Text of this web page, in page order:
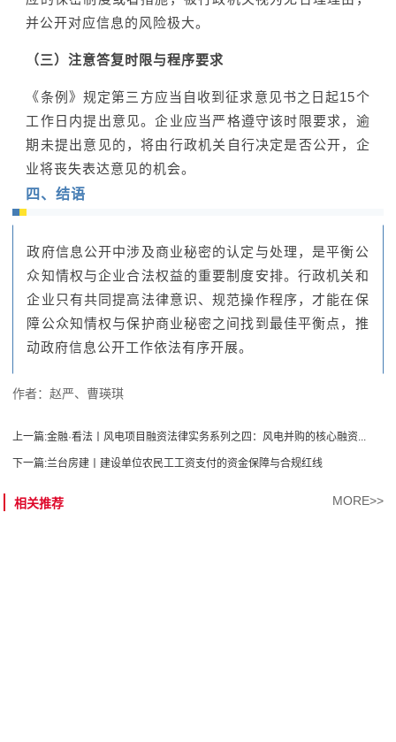
并公开对应信息的风险极大。
（三）注意答复时限与程序要求
《条例》规定第三方应当自收到征求意见书之日起15个
工作日内提出意见。企业应当严格遵守该时限要求，逾
期未提出意见的，将由行政机关自行决定是否公开，企
业将丧失表达意见的机会。
四、结语
政府信息公开中涉及商业秘密的认定与处理，是平衡公
众知情权与企业合法权益的重要制度安排。行政机关和
企业只有共同提高法律意识、规范操作程序，才能在保
障公众知情权与保护商业秘密之间找到最佳平衡点，推
动政府信息公开工作依法有序开展。
作者：赵严、曹瑛琪
上一篇:金融·看法丨风电项目融资法律实务系列之四：风电并购的核心融资...
下一篇:兰台房建丨建设单位农民工工资支付的资金保障与合规红线
相关推荐 MORE>>